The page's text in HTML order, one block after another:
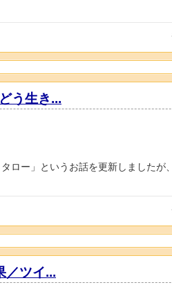
う生き...
ロー」というお話を更新しましたが
／ツイ...